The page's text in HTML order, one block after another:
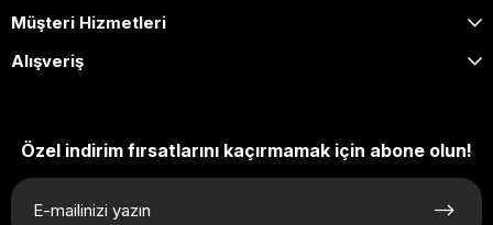
Müşteri Hizmetleri
Alışveriş
Özel indirim fırsatlarını kaçırmamak için abone olun!